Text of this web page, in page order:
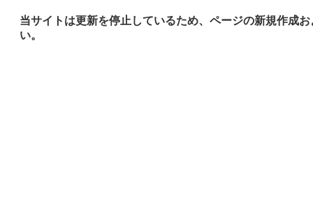
当サイトは更新を停止しているため、ページの新規作成
い。